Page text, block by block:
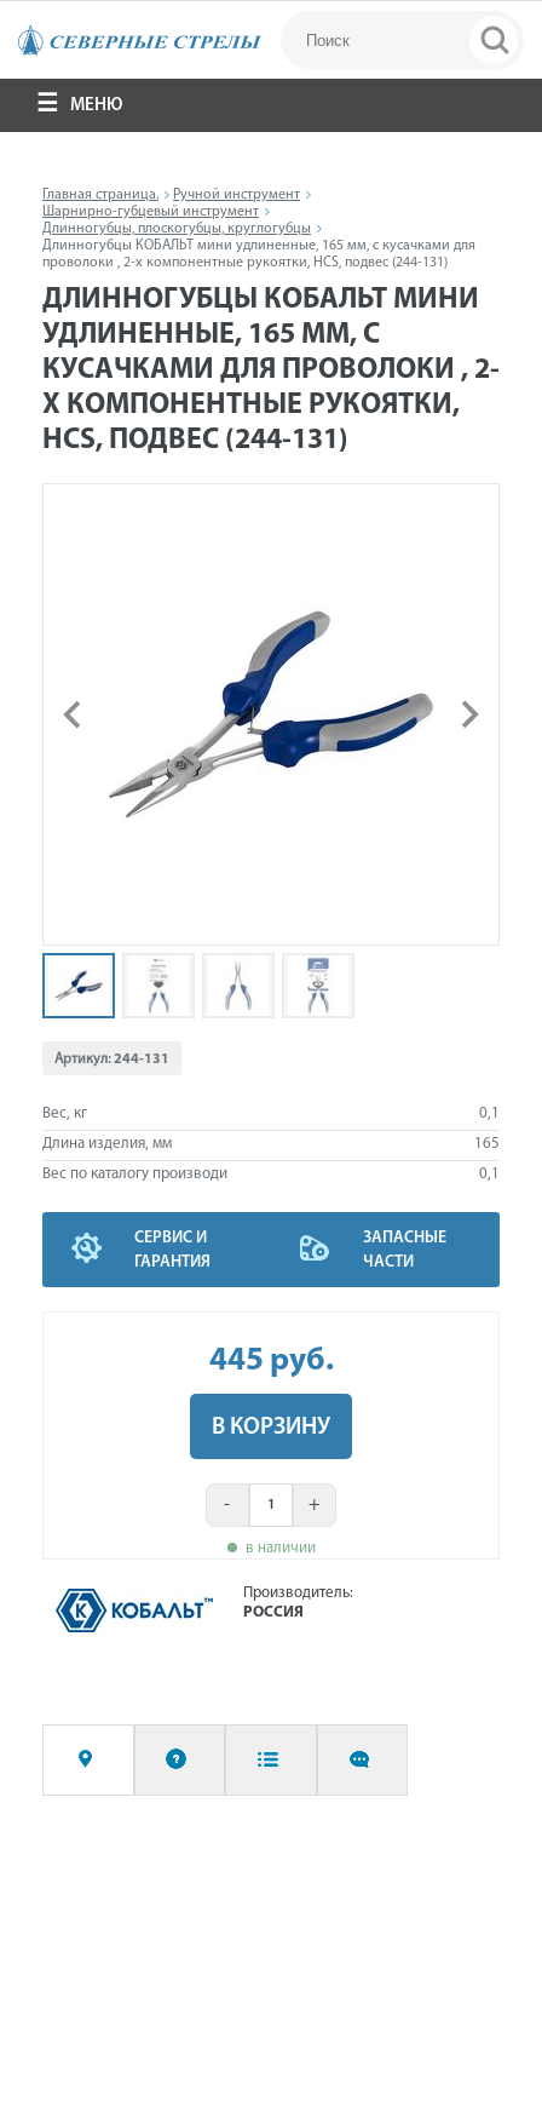
МЕНЮ
Главная страница.
Ручной инструмент
Шарнирно-губцевый инструмент
Длинногубцы, плоскогубцы, круглогубцы
Длинногубцы КОБАЛЬТ мини удлиненные, 165 мм, с кусачками для
проволоки , 2-х компонентные рукоятки, HCS, подвес (244-131)
ДЛИННОГУБЦЫ КОБАЛЬТ МИНИ
УДЛИНЕННЫЕ, 165 ММ, С
КУСАЧКАМИ ДЛЯ ПРОВОЛОКИ , 2-
Х КОМПОНЕНТНЫЕ РУКОЯТКИ,
HCS, ПОДВЕС (244-131)
Артикул:244-131
Вес, кг
0,1
Длина изделия, мм
165
Вес по каталогу производи
0,1
СЕРВИС И
ГАРАНТИЯ
ЗАПАСНЫЕ
ЧАСТИ
445 руб.
В КОРЗИНУ
- +
в наличии
Производитель:
РОССИЯ